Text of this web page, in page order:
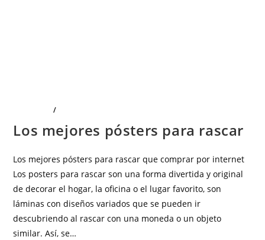
/
Los mejores pósters para rascar
Los mejores pósters para rascar que comprar por internet
Los posters para rascar son una forma divertida y original
de decorar el hogar, la oficina o el lugar favorito, son
láminas con diseños variados que se pueden ir
descubriendo al rascar con una moneda o un objeto
similar. Así, se…